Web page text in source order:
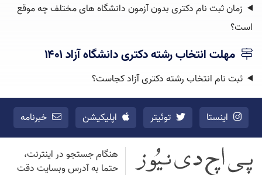
زمان ثبت نام دکتری بدون آزمون دانشگاه های مختلف چه موقع
است؟
مهلت انتخاب رشته دکتری دانشگاه آزاد ۱۴۰۱
ثبت نام انتخاب رشته دکتری آزاد کجاست؟
اینستا توئیتر اپلیکیشن خبرنامه
هنگام جستجو در اینترنت،
حتما به آدرس وبسایت دقت